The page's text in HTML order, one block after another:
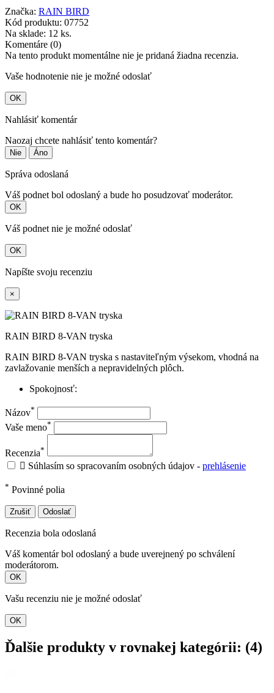
Značka: RAIN BIRD
Kód produktu: 07752
Na sklade: 12 ks.
Komentáre (0)
Na tento produkt momentálne nie je pridaná žiadna recenzia.
Vaše hodnotenie nie je možné odoslať
OK
Nahlásiť komentár
Naozaj chcete nahlásiť tento komentár?
Nie Áno
Správa odoslaná
Váš podnet bol odoslaný a bude ho posudzovať moderátor.
OK
Váš podnet nie je možné odoslať
OK
Napíšte svoju recenziu
×
RAIN BIRD 8-VAN tryska
RAIN BIRD 8-VAN tryska s nastaviteľným výsekom, vhodná na
zavlažovanie menších a nepravidelných plôch.
Spokojnosť:
Názov*
Vaše meno*
Recenzia*
 Súhlasím so spracovaním osobných údajov - prehlásenie
* Povinné polia
Zrušiť Odoslať
Recenzia bola odoslaná
Váš komentár bol odoslaný a bude uverejnený po schválení
moderátorom.
OK
Vašu recenziu nie je možné odoslať
OK
Ďalšie produkty v rovnakej kategórii: (4)